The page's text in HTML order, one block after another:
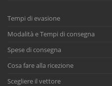
Tempi di evasione
Modalità e Tempi di consegna
Spese di consegna
Cosa fare alla ricezione
Scegliere il vettore